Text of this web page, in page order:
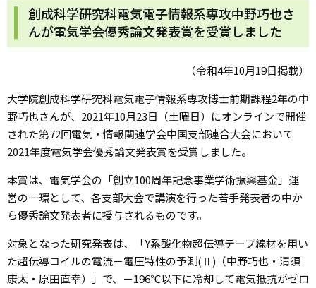
創成科学研究科電気電子情報系専攻中野巧也さ
んが電気学会優秀論文発表賞を受賞しました
（令和4年10月19日掲載）
大学院創成科学研究科電気電子情報系専攻博士前期課程2年の中
野巧也さんが、2021年10月23日（土曜日）にオンラインで開催
された第72回電気・情報関連学会中国支部連合大会において
2021年度電気学会優秀論文発表賞を受賞しました。
本賞は、電気学会の「創立100周年記念事業学術振興基金」運
営の一環として、各支部大会で講演を行った若手発表者の中か
ら優秀論文発表者に授与されるものです。
対象となった研究発表は、「Y系酸化物超伝導テープ線材を用い
た超伝導コイルの電流－電圧特性の予測(Ⅱ)（中野巧也・清須
康太・原田直幸）」で、－196℃以下に冷却して電気抵抗がゼロ